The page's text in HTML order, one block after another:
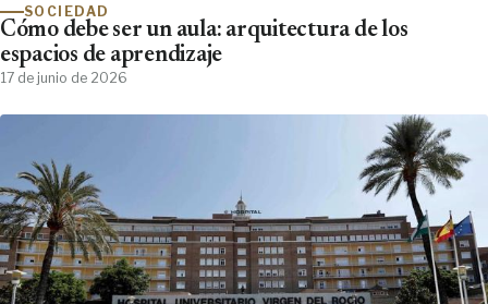
SOCIEDAD
Cómo debe ser un aula: arquitectura de los
espacios de aprendizaje
17 de junio de 2026